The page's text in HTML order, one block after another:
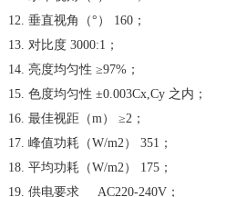
12. 垂直视角（°） 160；
13. 对比度 3000:1；
14. 亮度均匀性 ≥97%；
15. 色度均匀性 ±0.003Cx,Cy 之内；
16. 最佳视距（m） ≥2；
17. 峰值功耗（W/m2） 351；
18. 平均功耗（W/m2） 175；
19. 供电要求 AC220-240V；